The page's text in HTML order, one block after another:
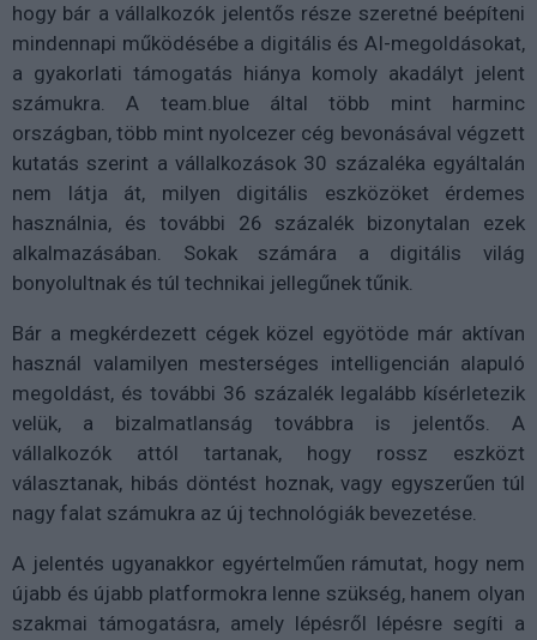
hogy bár a vállalkozók jelentős része szeretné beépíteni
mindennapi működésébe a digitális és AI-megoldásokat,
a gyakorlati támogatás hiánya komoly akadályt jelent
számukra. A team.blue által több mint harminc
országban, több mint nyolcezer cég bevonásával végzett
kutatás szerint a vállalkozások 30 százaléka egyáltalán
nem látja át, milyen digitális eszközöket érdemes
használnia, és további 26 százalék bizonytalan ezek
alkalmazásában. Sokak számára a digitális világ
bonyolultnak és túl technikai jellegűnek tűnik.
Bár a megkérdezett cégek közel egyötöde már aktívan
használ valamilyen mesterséges intelligencián alapuló
megoldást, és további 36 százalék legalább kísérletezik
velük, a bizalmatlanság továbbra is jelentős. A
vállalkozók attól tartanak, hogy rossz eszközt
választanak, hibás döntést hoznak, vagy egyszerűen túl
nagy falat számukra az új technológiák bevezetése.
A jelentés ugyanakkor egyértelműen rámutat, hogy nem
újabb és újabb platformokra lenne szükség, hanem olyan
szakmai támogatásra, amely lépésről lépésre segíti a